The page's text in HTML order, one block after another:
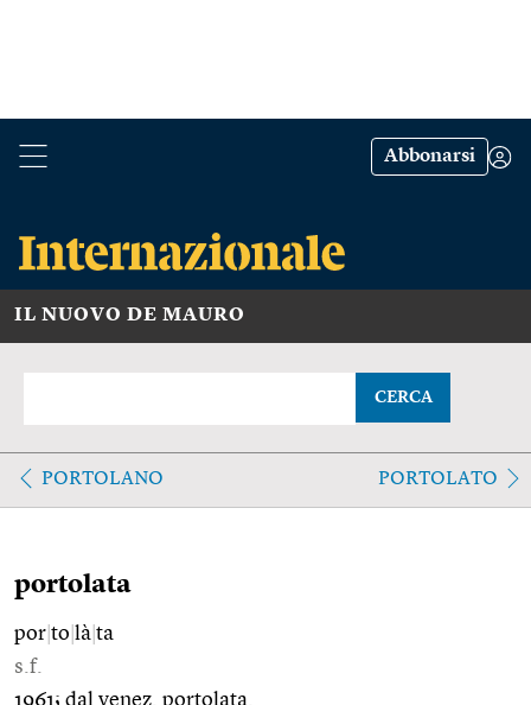
Abbonarsi
IL NUOVO DE MAURO
CERCA
PORTOLANO PORTOLATO
portolata
por to là ta
s.f.
1961; dal venez. portolata.